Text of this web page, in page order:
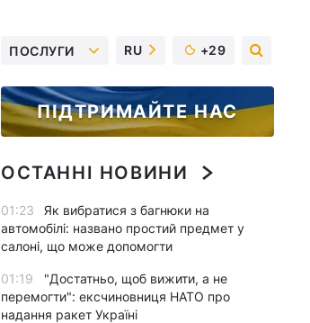
ПОСЛУГИ RU +29
ПІДТРИМАЙТЕ НАС
ОСТАННІ НОВИНИ
01:23
Як вибратися з багнюки на
автомобілі: названо простий предмет у
салоні, що може допомогти
01:19
"Достатньо, щоб вижити, а не
перемогти": ексчиновниця НАТО про
надання ракет Україні